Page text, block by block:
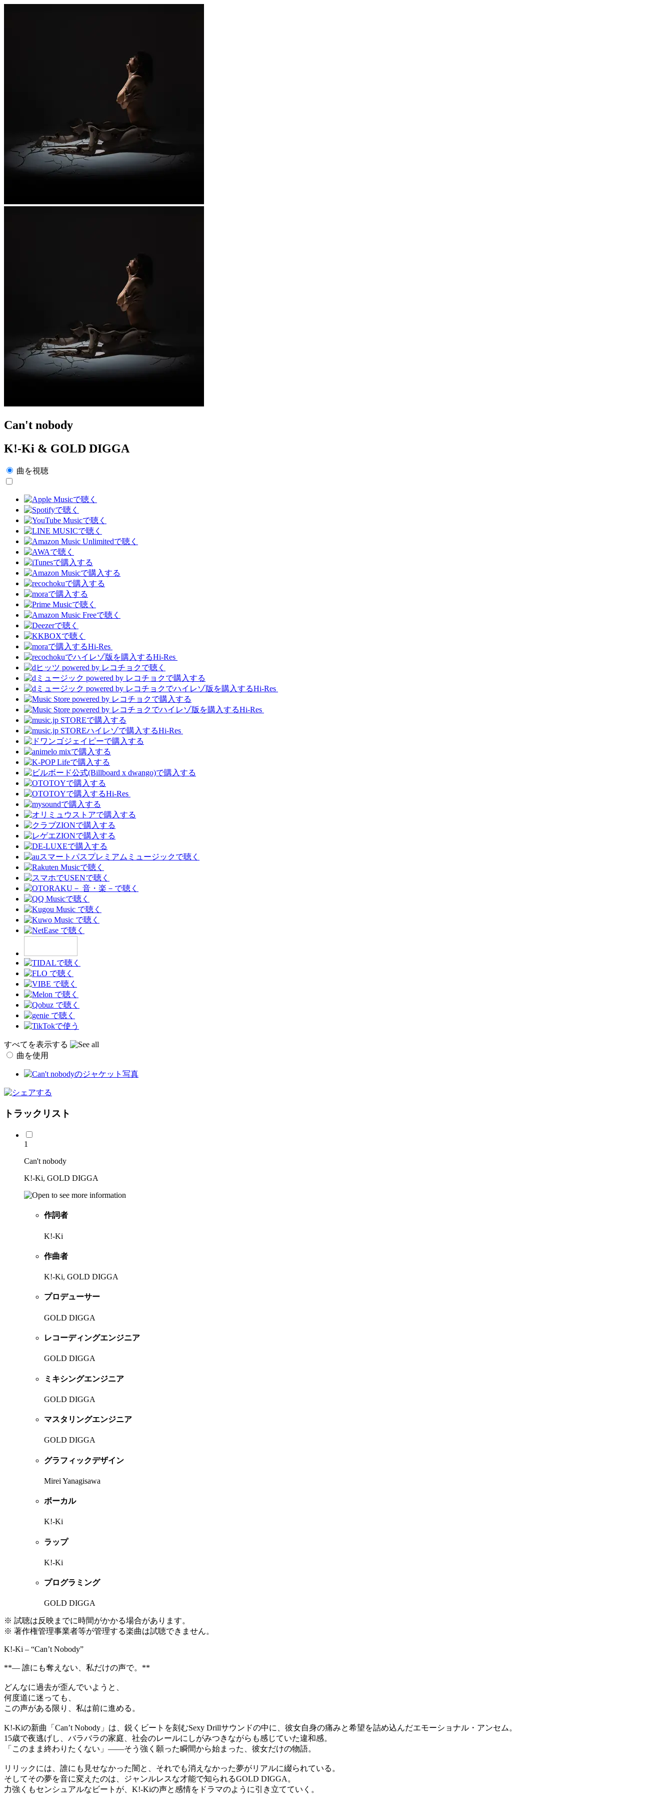
Can't nobody
K!-Ki & GOLD DIGGA
曲を視聴
Hi-Res
Hi-Res
Hi-Res
Hi-Res
Hi-Res
Hi-Res
すべてを表示する
曲を使用
トラックリスト
1
Can't nobody
K!-Ki, GOLD DIGGA
作詞者
K!-Ki
作曲者
K!-Ki, GOLD DIGGA
プロデューサー
GOLD DIGGA
レコーディングエンジニア
GOLD DIGGA
ミキシングエンジニア
GOLD DIGGA
マスタリングエンジニア
GOLD DIGGA
グラフィックデザイン
Mirei Yanagisawa
ボーカル
K!-Ki
ラップ
K!-Ki
プログラミング
GOLD DIGGA
※ 試聴は反映までに時間がかかる場合があります。
※ 著作権管理事業者等が管理する楽曲は試聴できません。
K!-Ki – “Can’t Nobody”
**— 誰にも奪えない、私だけの声で。**
どんなに過去が歪んでいようと、
何度道に迷っても、
この声がある限り、私は前に進める。
K!-Kiの新曲「Can’t Nobody」は、鋭くビートを刻むSexy Drillサウンドの中に、彼女自身の痛みと希望を詰め込んだエモーショナル・アンセム。
15歳で夜逃げし、バラバラの家庭、社会のレールにしがみつきながらも感じていた違和感。
「このまま終わりたくない」――そう強く願った瞬間から始まった、彼女だけの物語。
リリックには、誰にも見せなかった闇と、それでも消えなかった夢がリアルに綴られている。
そしてその夢を音に変えたのは、ジャンルレスな才能で知られるGOLD DIGGA。
力強くもセンシュアルなビートが、K!-Kiの声と感情をドラマのように引き立てていく。